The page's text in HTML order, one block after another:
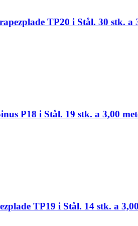
TP20 i Stål. 30 stk. a
P18 i Stål. 19 stk. a 3,00
TP19 i Stål. 14 stk. a